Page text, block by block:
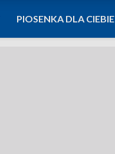
PIOSENKA DLA CIEBIE